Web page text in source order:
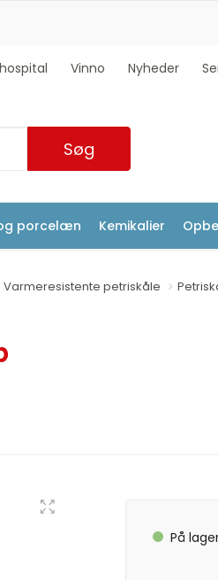
Vinno Nyheder
Søg
porcelæn Kemikalier
Varmeresistente petriskåle
På